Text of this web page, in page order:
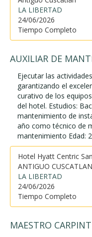
LA LIBERTAD
24/06/2026
Tiempo Completo
AUXILIAR DE
Ejecutar las
garantizando el
curativo de los
del hotel. Estudios:
mantenimiento de
año como técnico de
mantenimiento Edad:
Hotel Hyatt Centric
ANTIGUO CUSCATLAN
LA LIBERTAD
24/06/2026
Tiempo Completo
MAESTRO